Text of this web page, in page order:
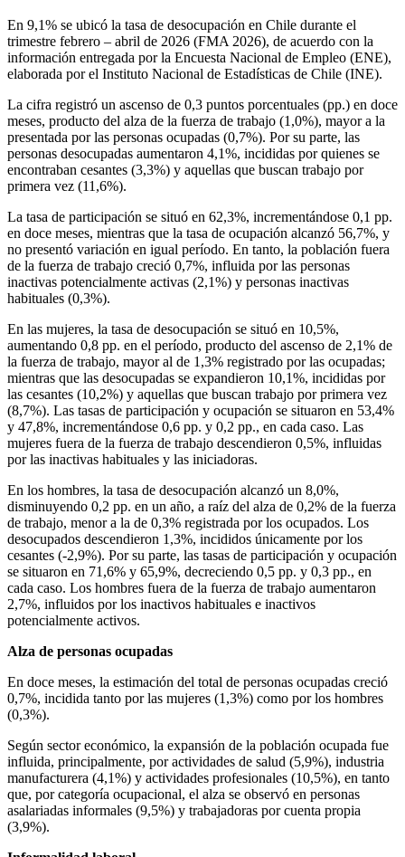
En 9,1% se ubicó la tasa de desocupación en Chile durante el
trimestre febrero – abril de 2026 (FMA 2026), de acuerdo con la
información entregada por la Encuesta Nacional de Empleo (ENE),
elaborada por el Instituto Nacional de Estadísticas de Chile (INE).
La cifra registró un ascenso de 0,3 puntos porcentuales (pp.) en doce
meses, producto del alza de la fuerza de trabajo (1,0%), mayor a la
presentada por las personas ocupadas (0,7%). Por su parte, las
personas desocupadas aumentaron 4,1%, incididas por quienes se
encontraban cesantes (3,3%) y aquellas que buscan trabajo por
primera vez (11,6%).
La tasa de participación se situó en 62,3%, incrementándose 0,1 pp.
en doce meses, mientras que la tasa de ocupación alcanzó 56,7%, y
no presentó variación en igual período. En tanto, la población fuera
de la fuerza de trabajo creció 0,7%, influida por las personas
inactivas potencialmente activas (2,1%) y personas inactivas
habituales (0,3%).
En las mujeres, la tasa de desocupación se situó en 10,5%,
aumentando 0,8 pp. en el período, producto del ascenso de 2,1% de
la fuerza de trabajo, mayor al de 1,3% registrado por las ocupadas;
mientras que las desocupadas se expandieron 10,1%, incididas por
las cesantes (10,2%) y aquellas que buscan trabajo por primera vez
(8,7%). Las tasas de participación y ocupación se situaron en 53,4%
y 47,8%, incrementándose 0,6 pp. y 0,2 pp., en cada caso. Las
mujeres fuera de la fuerza de trabajo descendieron 0,5%, influidas
por las inactivas habituales y las iniciadoras.
En los hombres, la tasa de desocupación alcanzó un 8,0%,
disminuyendo 0,2 pp. en un año, a raíz del alza de 0,2% de la fuerza
de trabajo, menor a la de 0,3% registrada por los ocupados. Los
desocupados descendieron 1,3%, incididos únicamente por los
cesantes (-2,9%). Por su parte, las tasas de participación y ocupación
se situaron en 71,6% y 65,9%, decreciendo 0,5 pp. y 0,3 pp., en
cada caso. Los hombres fuera de la fuerza de trabajo aumentaron
2,7%, influidos por los inactivos habituales e inactivos
potencialmente activos.
Alza de personas ocupadas
En doce meses, la estimación del total de personas ocupadas creció
0,7%, incidida tanto por las mujeres (1,3%) como por los hombres
(0,3%).
Según sector económico, la expansión de la población ocupada fue
influida, principalmente, por actividades de salud (5,9%), industria
manufacturera (4,1%) y actividades profesionales (10,5%), en tanto
que, por categoría ocupacional, el alza se observó en personas
asalariadas informales (9,5%) y trabajadoras por cuenta propia
(3,9%).